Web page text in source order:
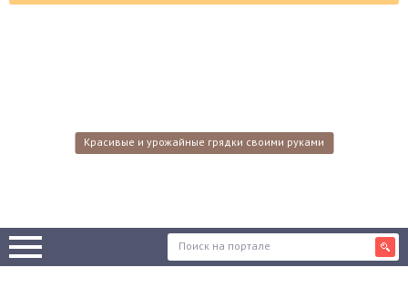
Красивые и урожайные грядки своими руками